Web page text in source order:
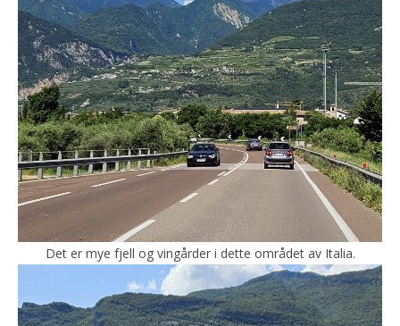
Det er mye fjell og vingårder i dette området av Italia.